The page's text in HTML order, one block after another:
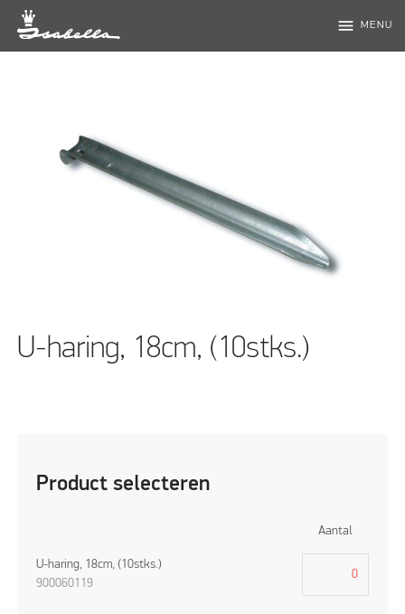
menu MENU
U-haring, 18cm, (10stks.)
Product selecteren
Aantal
U-haring, 18cm, (10stks.)
900060119